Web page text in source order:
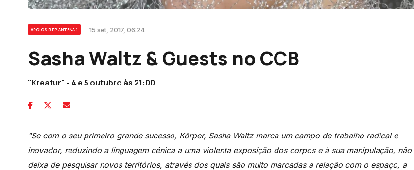
APOIOS RTP ANTENA 1 15 set, 2017, 06:24
Sasha Waltz & Guests no CCB
"Kreatur" - 4 e 5 outubro às 21:00
"Se com o seu primeiro grande sucesso, Körper, Sasha Waltz marca um campo de trabalho radical e
inovador, reduzindo a linguagem cénica a uma violenta exposição dos corpos e à sua manipulação, não
deixa de pesquisar novos territórios, através dos quais são muito marcadas a relação com o espaço, a